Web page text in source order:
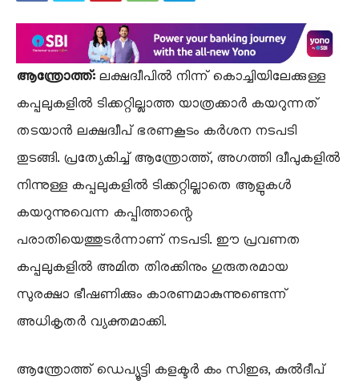
ആന്ത്രോത്ത്:ലക്ഷദ്വീപിൽ നിന്ന് കൊച്ചിയിലേക്കുള്ള
കപ്പലുകളിൽ ടിക്കറ്റില്ലാത്ത യാത്രക്കാർ കയറുന്നത്
തടയാൻ ലക്ഷദ്വീപ് ഭരണകൂടം കർശന നടപടി
തുടങ്ങി. പ്രത്യേകിച്ച് ആന്ത്രോത്ത്, അഗത്തി ദ്വീപുകളിൽ
നിന്നുള്ള കപ്പലുകളിൽ ടിക്കറ്റില്ലാതെ ആളുകൾ
കയറുന്നുവെന്ന കപ്പിത്താന്റെ
പരാതിയെത്തുടർന്നാണ് നടപടി. ഈ പ്രവണത
കപ്പലുകളിൽ അമിത തിരക്കിനും ഗുരുതരമായ
സുരക്ഷാ ഭീഷണിക്കും കാരണമാകുന്നുണ്ടെന്ന്
അധികൃതർ വ്യക്തമാക്കി.
ആന്ത്രോത്ത് ഡെപ്യൂട്ടി കളക്ടർ കം സിഇഒ, കുൽദീപ്